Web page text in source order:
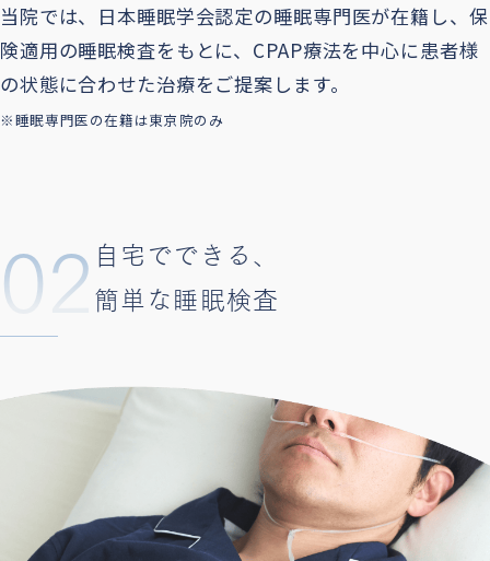
当院では、日本睡眠学会認定の睡眠専門医が在籍し、保
険適用の睡眠検査をもとに、CPAP療法を中心に患者様
の状態に合わせた治療をご提案します。
※睡眠専門医の在籍は東京院のみ
02 自宅でできる、
簡単な睡眠検査